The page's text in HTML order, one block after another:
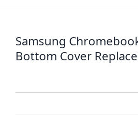
Samsung
Bottom Cover